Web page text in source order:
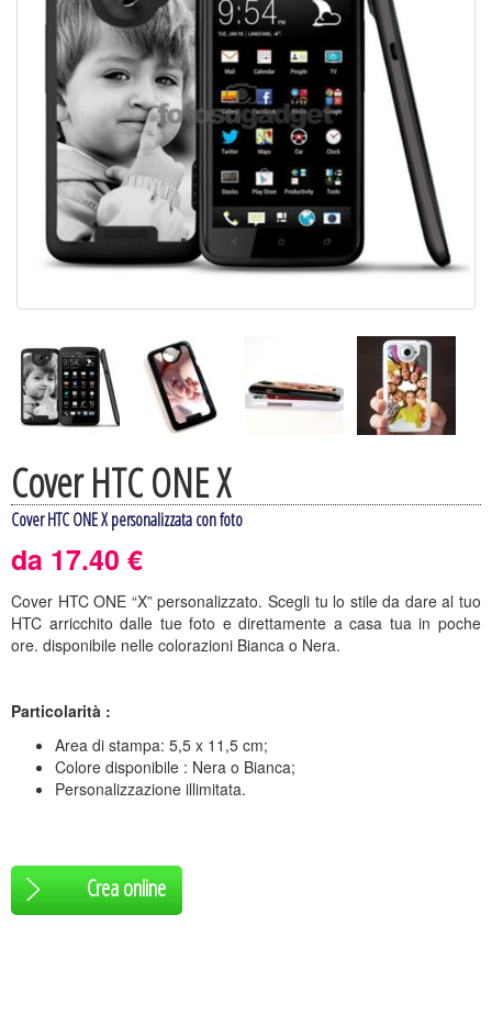
Cover HTC ONE X
Cover HTC ONE X personalizzata con foto
da 17.40 €
Cover HTC ONE “X” personalizzato. Scegli tu lo stile da dare al tuo
HTC arricchito dalle tue foto e direttamente a casa tua in poche
ore. disponibile nelle colorazioni Bianca o Nera.
Particolarità :
Area di stampa: 5,5 x 11,5 cm;
Colore disponibile : Nera o Bianca;
Personalizzazione illimitata.
Crea online